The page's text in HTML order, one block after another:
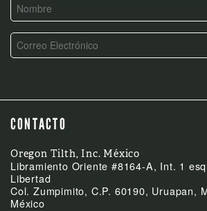
CONTACTO
Oregon Tilth, Inc. México
Libramiento Oriente #8164-A, Int. 1
Libertad
Col. Zumpimito, C.P. 60190, Uruapan,
México